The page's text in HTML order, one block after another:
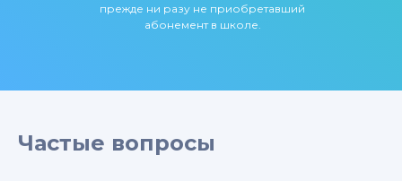
прежде ни разу не приобретавший
абонемент в школе.
Частые вопросы